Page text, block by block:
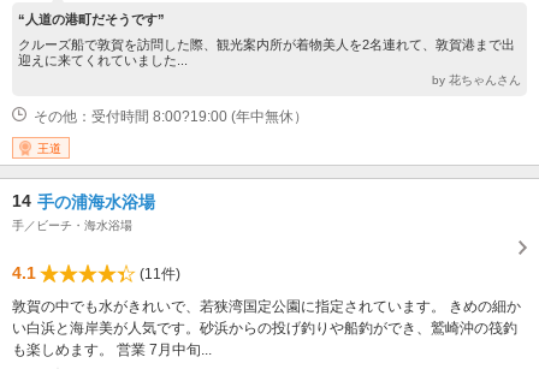
“人道の港町だそうです”
クルーズ船で敦賀を訪問した際、観光案内所が着物美人を2名連れて、敦賀港まで出
迎えに来てくれていました...
by 花ちゃんさん
その他：受付時間 8:00?19:00 (年中無休）
王道
14 手の浦海水浴場
手／ビーチ・海水浴場
4.1
(11件)
敦賀の中でも水がきれいで、若狭湾国定公園に指定されています。 きめの細か
い白浜と海岸美が人気です。砂浜からの投げ釣りや船釣ができ、鷲崎沖の筏釣
も楽しめます。 営業 7月中旬...